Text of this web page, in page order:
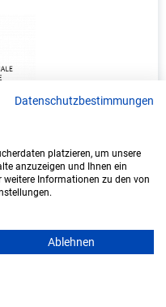
- KIX Service
(Internationale
Datenschutzbestimmungen
platzieren, um unsere
anzuzeigen und Ihnen ein
weitere Informationen zu den von
Ablehnen